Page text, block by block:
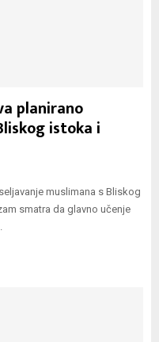
planirano
istoka i
muslimana s Bliskog
smatra da glavno učenje